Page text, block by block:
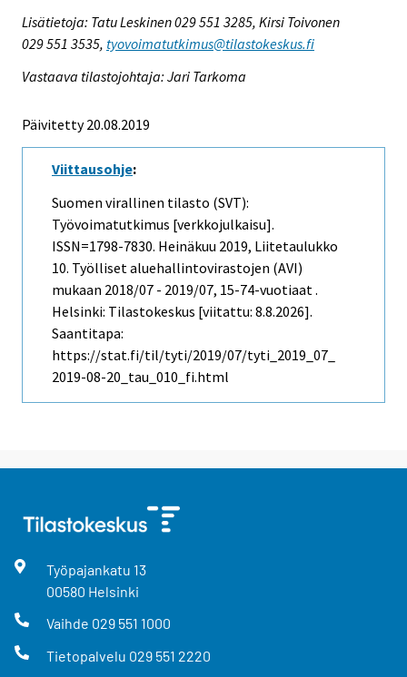
Lisätietoja: Tatu Leskinen 029 551 3285, Kirsi Toivonen
029 551 3535, tyovoimatutkimus@tilastokeskus.fi
Vastaava tilastojohtaja: Jari Tarkoma
Päivitetty 20.08.2019
Viittausohje:
Suomen virallinen tilasto (SVT):
Työvoimatutkimus [verkkojulkaisu].
ISSN=1798-7830. Heinäkuu 2019, Liitetaulukko
10. Työlliset aluehallintovirastojen (AVI)
mukaan 2018/07 - 2019/07, 15-74-vuotiaat .
Helsinki: Tilastokeskus [viitattu: 8.8.2026].
Saantitapa:
https://stat.fi/til/tyti/2019/07/tyti_2019_07_
2019-08-20_tau_010_fi.html
Työpajankatu 13
00580 Helsinki
Vaihde 029 551 1000
Tietopalvelu 029 551 2220